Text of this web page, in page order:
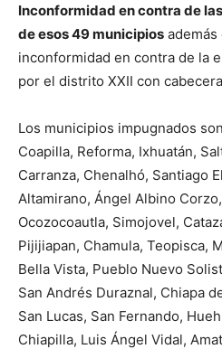
Inconformidad en contra de
de esos 49 municipios
inconformidad en contra de la
por el distrito XXII con
Los municipios impugnados
Coapilla, Reforma, Ixhuatán,
Carranza, Chenalhó, Santiago
Altamirano, Ángel Albino
Ocozocoautla, Simojovel,
Pijijiapan, Chamula, Teopisca,
Bella Vista, Pueblo Nuevo
San Andrés Duraznal, Chiapa
San Lucas, San Fernando,
Chiapilla, Luis Ángel Vidal,